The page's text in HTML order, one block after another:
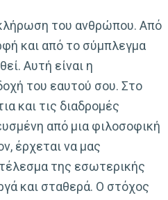
του ανθρώπου. Από
και από το σύμπλεγμα
Αυτή είναι η
του εαυτού σου. Στο
και τις διαδρομές
από μια φιλοσοφική
έρχεται να μας
της εσωτερικής
και σταθερά. Ο στόχος